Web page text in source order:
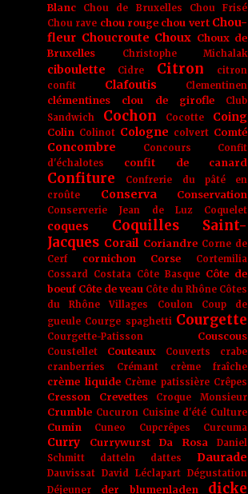
Blanc
Chou de Bruxelles
Chou Frisé
Chou rave chou rouge chou vert Chou-
fleur Choucroute Choux Choux de
Bruxelles
Christophe Michalak
ciboulette Cidre Citron
citron
confit
Clafoutis Clementinen
clémentines clou de girofle
Club
Sandwich
Cochon Cocotte Coing
Colin Colinot Cologne colvert Comté
Concombre Concours
Confit
d'échalotes
confit de canard
Confiture
Confrerie du pâté en
croûte
Conserva Conservation
Conserverie Jean de Luz Coquelet
coques
Coquilles Saint-
Jacques Corail Coriandre Corne de
Cerf
cornichon Corse
Cortemilia
Cossard Costata Côte Basque Côte de
boeuf Côte de veau Côte du Rhône Côtes
du Rhône Villages
Coulon
Coup de
gueule Courge spaghetti Courgette
Courgette-Patisson Couscous
Coustellet Couteaux Couverts
crabe
cranberries
Crémant crème fraîche
crème liquide Crème patissière Crêpes
Cresson Crevettes Croque Monsieur
Crumble Cucuron Cuisine d'été Culture
Cumin Cuneo Cupcrêpes Curcuma
Curry Currywurst Da Rosa
Daniel
Schmitt
datteln dattes Daurade
Dauvissat David Léclapart Dégustation
Déjeuner
der blumenladen dicke